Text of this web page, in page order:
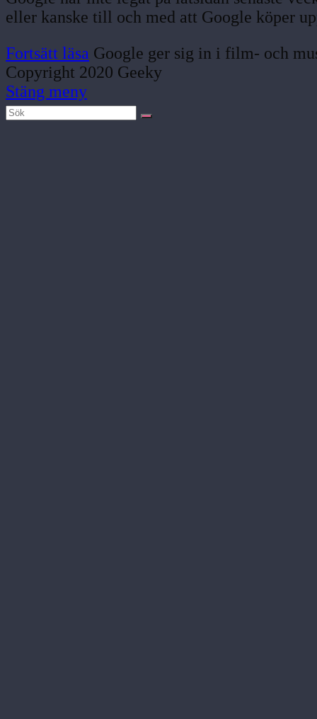
eller kanske till och med att Google köper
Fortsätt läsa Google ger sig in i film- och
Copyright 2020 Geeky
Stäng meny